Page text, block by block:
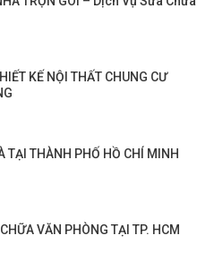
KẾ NỘI THẤT CHUNG CƯ
TẠI THÀNH PHỐ HỒ CHÍ MINH
VĂN PHÒNG TẠI TP. HCM